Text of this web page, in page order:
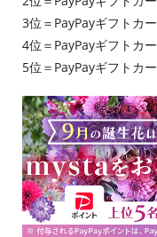
3位＝PayPayギフトカ
4位＝PayPayギフトカ
5位＝PayPayギフトカ